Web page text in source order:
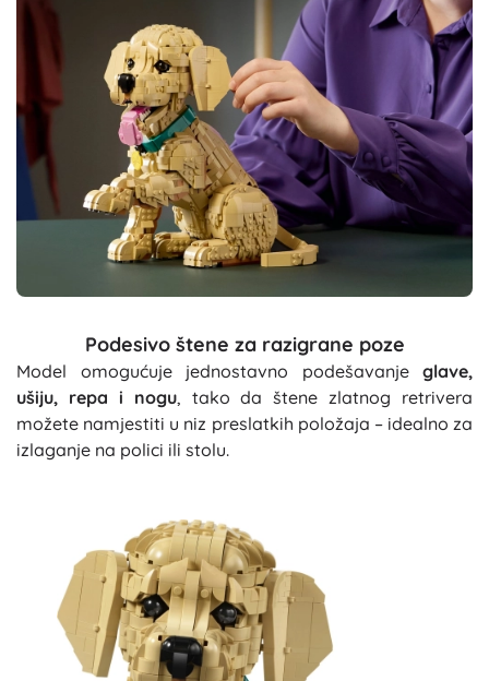
Podesivo štene za razigrane poze
Model omogućuje jednostavno podešavanje glave,
ušiju, repa i nogu, tako da štene zlatnog retrivera
možete namjestiti u niz preslatkih položaja – idealno za
izlaganje na polici ili stolu.